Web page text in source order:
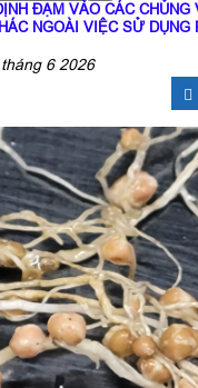
ĐẠM VÀO CÁC
NGOÀI VIỆC SỬ DỤNG
6 2026